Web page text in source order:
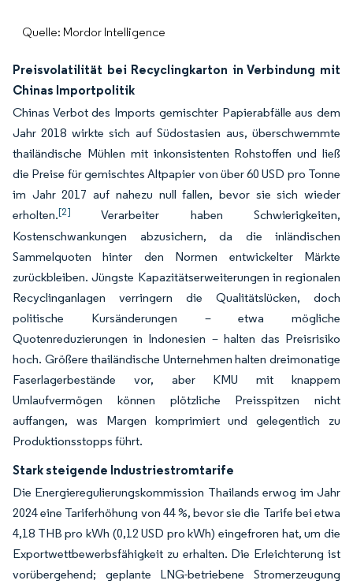
Quelle: Mordor Intelligence
Preisvolatilität bei Recyclingkarton in Verbindung mit
Chinas Importpolitik
Chinas Verbot des Imports gemischter Papierabfälle aus dem
Jahr 2018 wirkte sich auf Südostasien aus, überschwemmte
thailändische Mühlen mit inkonsistenten Rohstoffen und ließ
die Preise für gemischtes Altpapier von über 60 USD pro Tonne
im Jahr 2017 auf nahezu null fallen, bevor sie sich wieder
erholten.[2]
Verarbeiter haben Schwierigkeiten,
Kostenschwankungen abzusichern, da die inländischen
Sammelquoten hinter den Normen entwickelter Märkte
zurückbleiben. Jüngste Kapazitätserweiterungen in regionalen
Recyclinganlagen verringern die Qualitätslücken, doch
politische Kursänderungen – etwa mögliche
Quotenreduzierungen in Indonesien – halten das Preisrisiko
hoch. Größere thailändische Unternehmen halten dreimonatige
Faserlagerbestände vor, aber KMU mit knappem
Umlaufvermögen können plötzliche Preisspitzen nicht
auffangen, was Margen komprimiert und gelegentlich zu
Produktionsstopps führt.
Stark steigende Industriestromtarife
Die Energieregulierungskommission Thailands erwog im Jahr
2024 eine Tariferhöhung von 44 %, bevor sie die Tarife bei etwa
4,18 THB pro kWh (0,12 USD pro kWh) eingefroren hat, um die
Exportwettbewerbsfähigkeit zu erhalten. Die Erleichterung ist
vorübergehend; geplante LNG-betriebene Stromerzeugung